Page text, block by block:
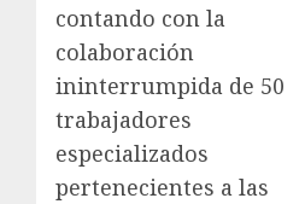
contando con la
colaboración
ininterrumpida de 50
trabajadores
especializados
pertenecientes a las